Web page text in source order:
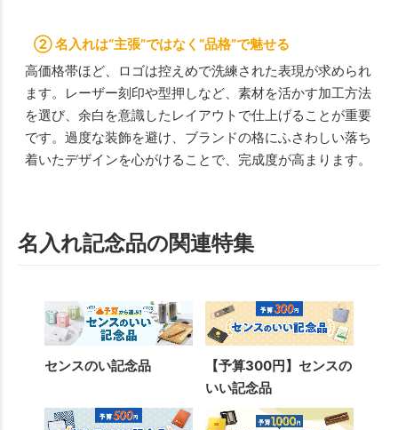
② 名入れは“主張”ではなく“品格”で魅せる
高価格帯ほど、ロゴは控えめで洗練された表現が求められ
ます。レーザー刻印や型押しなど、素材を活かす加工方法
を選び、余白を意識したレイアウトで仕上げることが重要
です。過度な装飾を避け、ブランドの格にふさわしい落ち
着いたデザインを心がけることで、完成度が高まります。
名入れ記念品の関連特集
センスのい記念品
【予算300円】センスの
いい記念品